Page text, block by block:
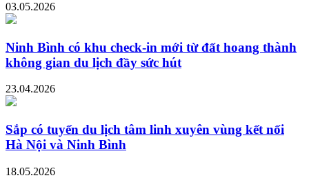
03.05.2026
Ninh Bình có khu check-in mới từ đất hoang thành
không gian du lịch đầy sức hút
23.04.2026
Sắp có tuyến du lịch tâm linh xuyên vùng kết nối
Hà Nội và Ninh Bình
18.05.2026